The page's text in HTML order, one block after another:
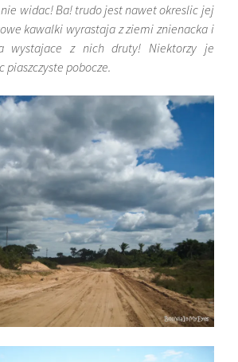
widac! Ba! trudo jest nawet okreslic jej
kawalki wyrastaja z ziemi znienacka i
wystajace z nich druty! Niektorzy je
pobocze.